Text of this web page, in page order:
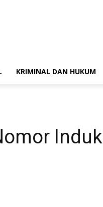
KRIMINAL DAN HUKUM
Induk